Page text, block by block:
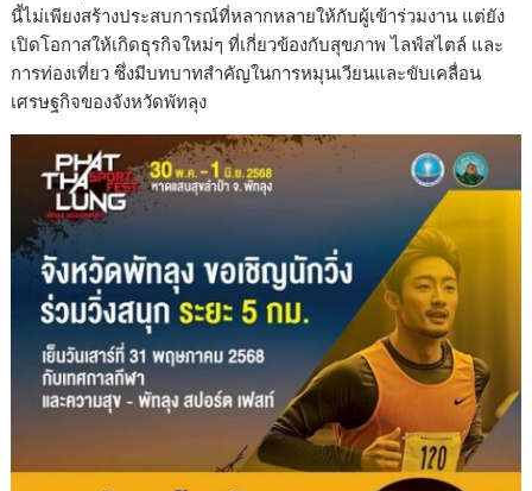
นี้ไม่เพียงสร้างประสบการณ์ที่หลากหลายให้กับผู้เข้าร่วมงาน แต่ยัง
เปิดโอกาสให้เกิดธุรกิจใหม่ๆ ที่เกี่ยวข้องกับสุขภาพ ไลฟ์สไตล์ และ
การท่องเที่ยว ซึ่งมีบทบาทสำคัญในการหมุนเวียนและขับเคลื่อน
เศรษฐกิจของจังหวัดพัทลุง